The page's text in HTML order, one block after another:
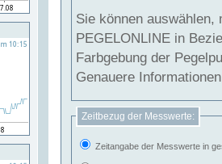
Sie können
PEGELONLINE in Beziehung
Farbgebung der
Genauere
Zeitbezug der Messwerte:
Zeitangabe der Messwerte in